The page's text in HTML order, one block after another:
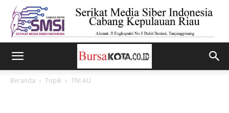
Beranda Topik TNI AU